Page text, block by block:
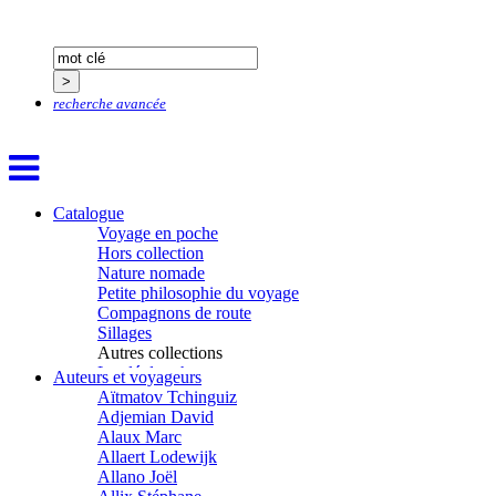
recherche avancée
Catalogue
Voyage en poche
Hors collection
Nature nomade
Petite philosophie du voyage
Compagnons de route
Sillages
Autres collections
La clé des champs
Chemins d’étoiles
Visions
Auteurs et voyageurs
Aïtmatov Tchinguiz
Adjemian David
Alaux Marc
Allaert Lodewijk
Allano Joël